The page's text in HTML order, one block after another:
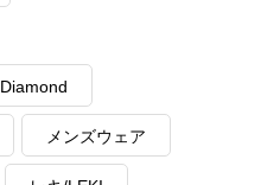
メンズウェア